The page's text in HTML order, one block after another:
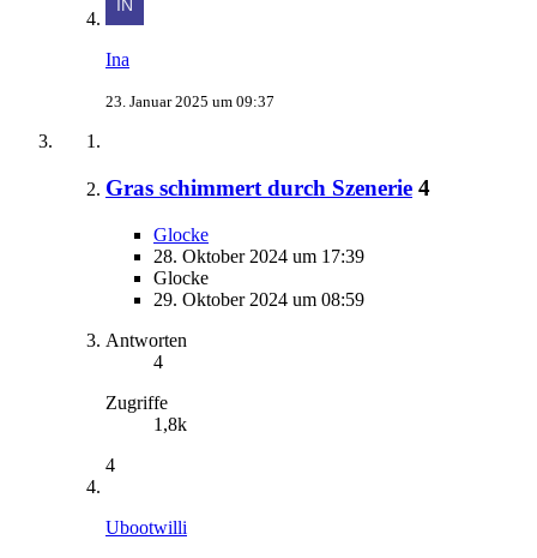
Ina
23. Januar 2025 um 09:37
Gras schimmert durch Szenerie 4
Glocke
28. Oktober 2024 um 17:39
Glocke
29. Oktober 2024 um 08:59
Antworten
4
Zugriffe
1,8k
4
Ubootwilli